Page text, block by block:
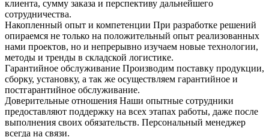
клиента, сумму заказа и перспективу дальнейшего
сотрудничества.
Накопленный опыт и компетенции При разработке решений
опираемся не только на положительный опыт реализованных
нами проектов, но и непрерывно изучаем новые технологии,
методы и тренды в складской логистике.
Гарантийное обслуживание Производим поставку продукции,
сборку, установку, а так же осуществляем гарантийное и
постгарантийное обслуживание.
Доверительные отношения Наши опытные сотрудники
предоставляют поддержку на всех этапах работы, даже после
выполнения своих обязательств. Персональный менеджер
всегда на связи.